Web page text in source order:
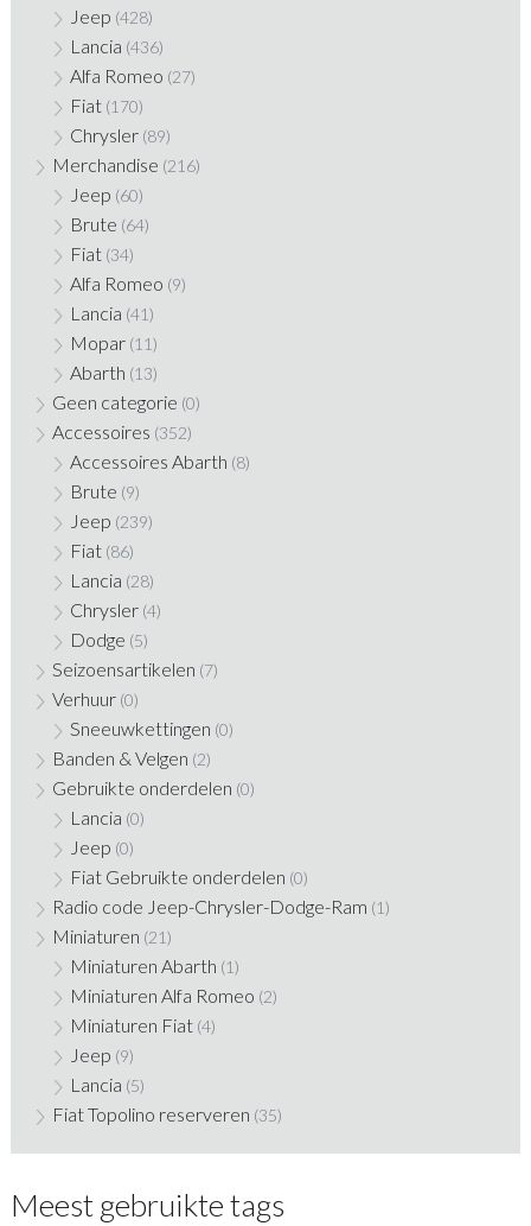
Jeep (428)
Lancia (436)
Alfa Romeo (27)
Fiat (170)
Chrysler (89)
Merchandise (216)
Jeep (60)
Brute (64)
Fiat (34)
Alfa Romeo (9)
Lancia (41)
Mopar (11)
Abarth (13)
Geen categorie (0)
Accessoires (352)
Accessoires Abarth (8)
Brute (9)
Jeep (239)
Fiat (86)
Lancia (28)
Chrysler (4)
Dodge (5)
Seizoensartikelen (7)
Verhuur (0)
Sneeuwkettingen (0)
Banden & Velgen (2)
Gebruikte onderdelen (0)
Lancia (0)
Jeep (0)
Fiat Gebruikte onderdelen (0)
Radio code Jeep-Chrysler-Dodge-Ram (1)
Miniaturen (21)
Miniaturen Abarth (1)
Miniaturen Alfa Romeo (2)
Miniaturen Fiat (4)
Jeep (9)
Lancia (5)
Fiat Topolino reserveren (35)
Meest gebruikte tags